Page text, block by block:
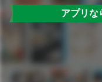
アプリな